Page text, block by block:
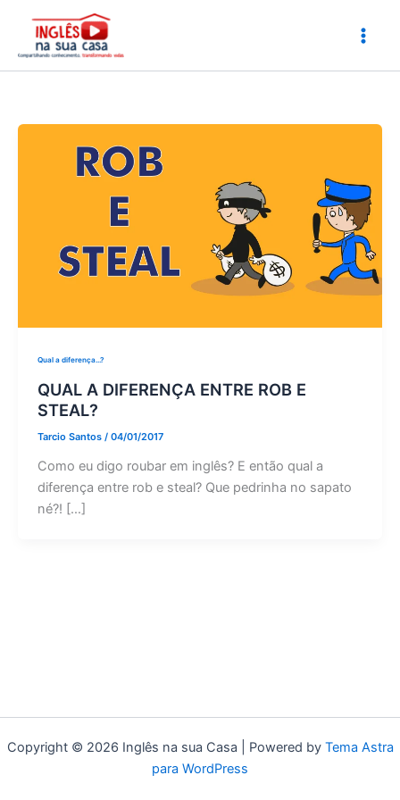
conteúdo
Qual a diferença...?
QUAL A DIFERENÇA ENTRE ROB E
STEAL?
Tarcio Santos / 04/01/2017
Como eu digo roubar em inglês? E então qual a
diferença entre rob e steal? Que pedrinha no sapato
né?! […]
Copyright © 2026 Inglês na sua Casa | Powered by Tema Astra
para WordPress